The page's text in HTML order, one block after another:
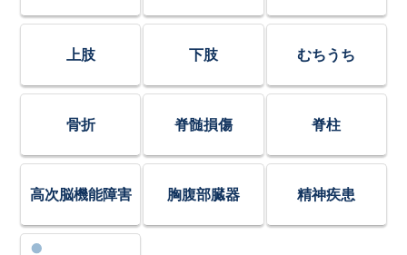
上肢 下肢 むちうち
骨折 脊髄損傷 脊柱
高次脳機能障害 胸腹部臓器 精神疾患